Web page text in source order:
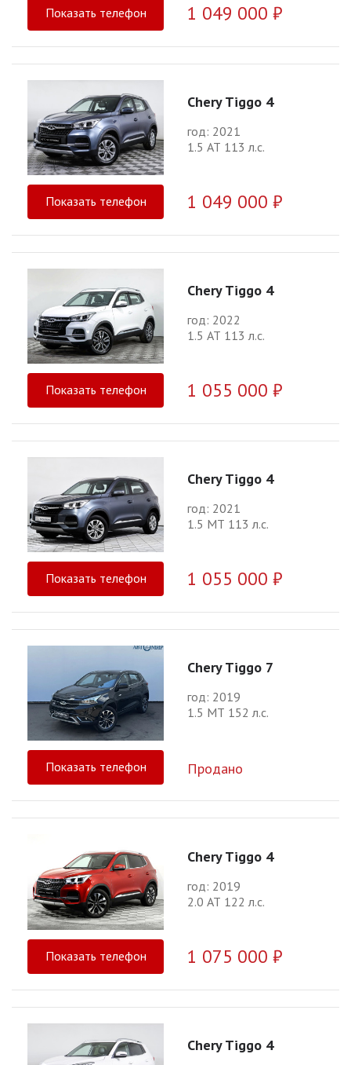
Показать телефон 1 049 000 ₽
Chery Tiggo 4
год: 2021
1.5 АТ 113 л.с.
Показать телефон 1 049 000 ₽
Chery Tiggo 4
год: 2022
1.5 АТ 113 л.с.
Показать телефон 1 055 000 ₽
Chery Tiggo 4
год: 2021
1.5 МТ 113 л.с.
Показать телефон 1 055 000 ₽
Chery Tiggo 7
год: 2019
1.5 МТ 152 л.с.
Показать телефон Продано
Chery Tiggo 4
год: 2019
2.0 АТ 122 л.с.
Показать телефон 1 075 000 ₽
Chery Tiggo 4